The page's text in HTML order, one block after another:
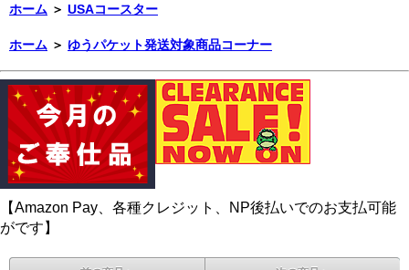
ホーム ＞ USAコースター
ホーム ＞ ゆうパケット発送対象商品コーナー
【Amazon Pay、各種クレジット、NP後払いでのお支払可能
がです】